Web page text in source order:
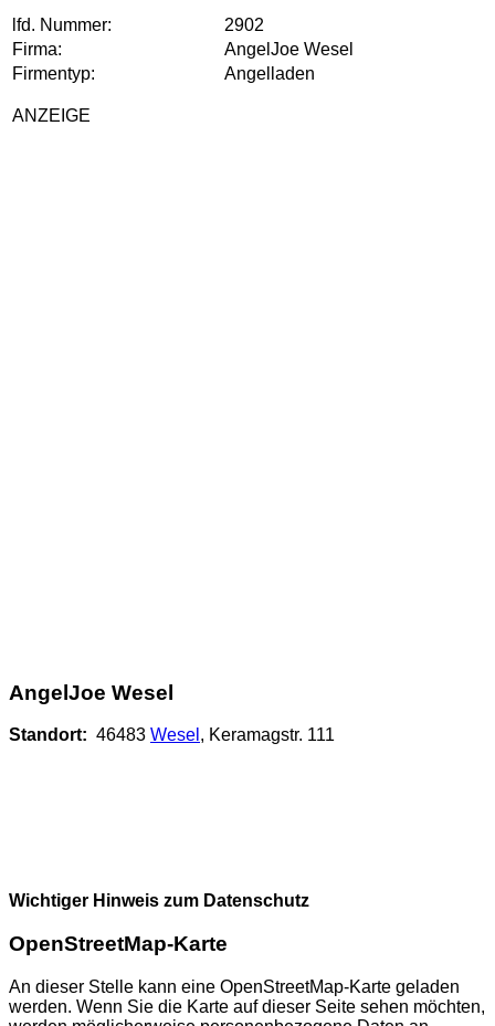
lfd. Nummer:
2902
Firma:
AngelJoe Wesel
Firmentyp:
Angelladen
ANZEIGE
AngelJoe Wesel
Standort: 46483 Wesel , Keramagstr. 111
Wichtiger Hinweis zum Datenschutz
OpenStreetMap-Karte
An dieser Stelle kann eine OpenStreetMap-Karte geladen
werden. Wenn Sie die Karte auf dieser Seite sehen möchten,